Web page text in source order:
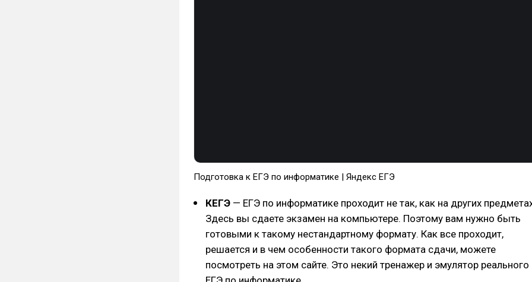
Подготовка к ЕГЭ по информатике | Яндекс ЕГЭ
КЕГЭ — ЕГЭ по информатике проходит не так, как на других
Здесь вы сдаете экзамен на компьютере. Поэтому вам нужно быть
готовыми к такому нестандартному формату. Как все проходит,
решается и в чем особенности такого формата сдачи, можете
посмотреть на этом сайте. Это некий тренажер и эмулятор реального